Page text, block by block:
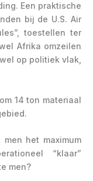
Een praktische
bij de U.S. Air
toestellen ter
Afrika omzeilen
op politiek vlak,
14 ton materiaal
het maximum
“klaar”
men?